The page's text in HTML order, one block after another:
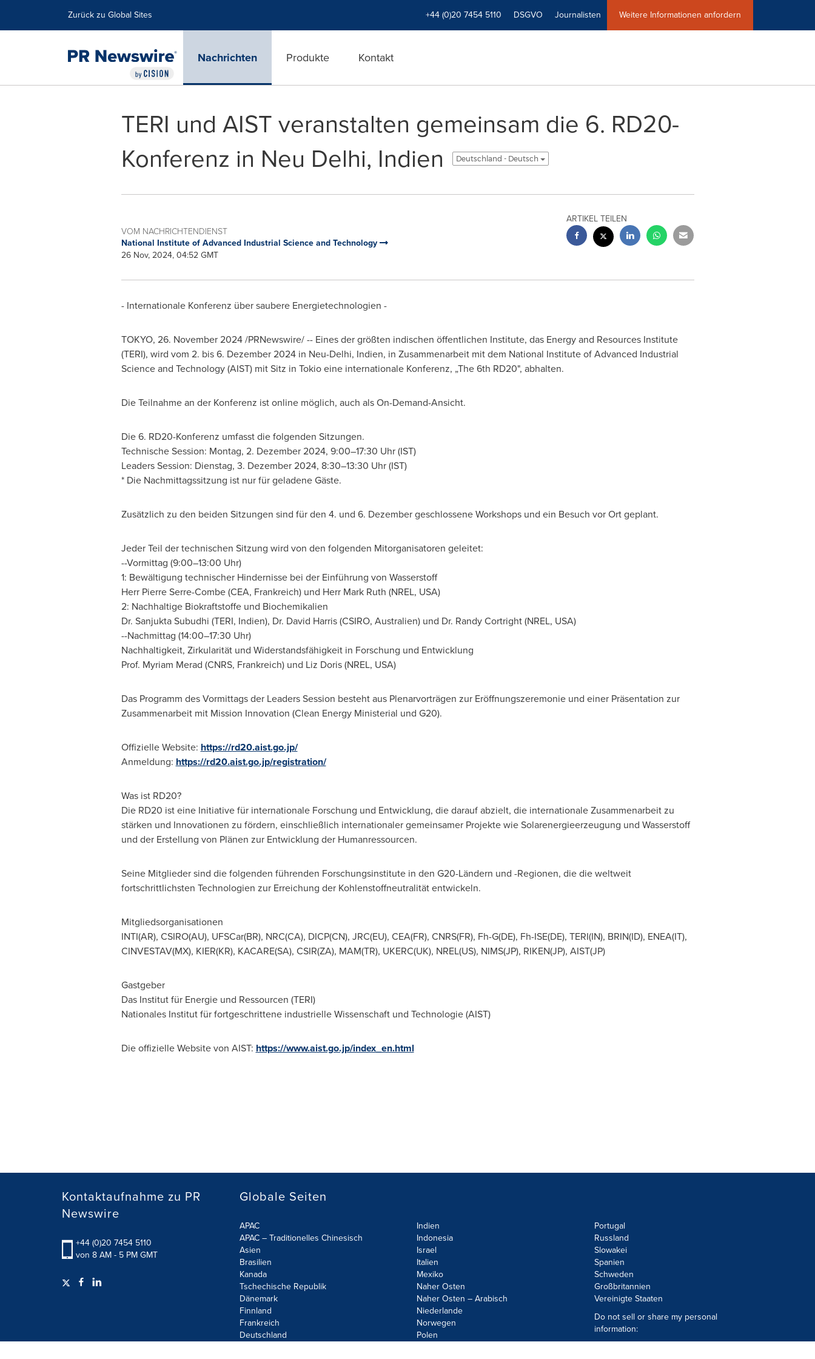
Zurück zu Global Sites +44 (0)20 7454 5110 DSGVO Journalisten Weitere Informationen anfordern
Nachrichten Produkte Kontakt
TERI und AIST veranstalten gemeinsam die 6. RD20-
Konferenz in Neu Delhi, Indien
Deutschland - Deutsch
VOM NACHRICHTENDIENST
National Institute of Advanced Industrial Science and Technology
26 Nov, 2024, 04:52 GMT
ARTIKEL TEILEN
- Internationale Konferenz über saubere Energietechnologien -
TOKYO, 26. November 2024/PRNewswire/ -- Eines dergrößten indischen öffentlichen Institute, das Energy and Resources Institute
(TERI), wird vom 2. bis 6. Dezember 2024 in Neu-Delhi, Indien, in Zusammenarbeit mit dem National Institute of Advanced Industrial
Science and Technology (AIST) mit Sitz in Tokioeine internationale Konferenz, „The 6th RD20", abhalten.
Die Teilnahme an der Konferenz ist online möglich, auch als On-Demand-Ansicht.
Die 6. RD20-Konferenz umfasst die folgenden Sitzungen.
Technische Session: Montag, 2. Dezember 2024, 9:00–17:30 Uhr (IST)
Leaders Session: Dienstag, 3. Dezember 2024, 8:30–13:30 Uhr (IST)
* Die Nachmittagssitzung ist nur für geladene Gäste.
Zusätzlich zu den beiden Sitzungen sind für den 4. und 6. Dezember geschlossene Workshops und ein Besuch vor Ort geplant.
Jeder Teil der technischen Sitzung wird von den folgenden Mitorganisatoren geleitet:
--Vormittag (9:00–13:00 Uhr)
1: Bewältigung technischer Hindernisse bei der Einführung von Wasserstoff
Herr Pierre Serre-Combe(CEA, Frankreich) und Herr Mark Ruth (NREL, USA)
2: Nachhaltige Biokraftstoffe und Biochemikalien
Dr. Sanjukta Subudhi (TERI, Indien), Dr. David Harris(CSIRO, Australien) und Dr. Randy Cortright(NREL, USA)
--Nachmittag (14:00–17:30 Uhr)
Nachhaltigkeit, Zirkularität und Widerstandsfähigkeit in Forschung und Entwicklung
Prof. Myriam Merad (CNRS, Frankreich) und Liz Doris(NREL, USA)
Das Programm des Vormittags der Leaders Session besteht aus Plenarvorträgen zur Eröffnungszeremonie und einer Präsentation zur
Zusammenarbeit mit Mission Innovation (Clean Energy Ministerial und G20).
Offizielle Website: https://rd20.aist.go.jp/
Anmeldung: https://rd20.aist.go.jp/registration/
Was ist RD20?
Die RD20 ist eine Initiative für internationale Forschung und Entwicklung, die darauf abzielt, die internationale Zusammenarbeit zu
stärken und Innovationen zu fördern, einschließlich internationaler gemeinsamer Projekte wie Solarenergieerzeugung und Wasserstoff
und der Erstellung von Plänen zur Entwicklung der Humanressourcen.
Seine Mitglieder sind die folgenden führenden Forschungsinstitute in den G20-Ländern und -Regionen, die die weltweit
fortschrittlichsten Technologien zur Erreichung der Kohlenstoffneutralität entwickeln.
Mitgliedsorganisationen
INTI(AR), CSIRO(AU), UFSCar(BR), NRC(CA), DICP(CN), JRC(EU), CEA(FR), CNRS(FR), Fh-G(DE), Fh-ISE(DE), TERI(IN), BRIN(ID), ENEA(IT),
CINVESTAV(MX), KIER(KR), KACARE(SA), CSIR(ZA), MAM(TR), UKERC(UK), NREL(US), NIMS(JP), RIKEN(JP), AIST(JP)
Gastgeber
Das Institut für Energie und Ressourcen (TERI)
Nationales Institut für fortgeschrittene industrielle Wissenschaft und Technologie (AIST)
Die offizielle Website von AIST: https://www.aist.go.jp/index_en.html
Kontaktaufnahme zu PR
Newswire
+44 (0)20 7454 5110
von 8 AM - 5 PM GMT
Globale Seiten
APAC
APAC – Traditionelles Chinesisch
Asien
Brasilien
Kanada
Tschechische Republik
Dänemark
Finnland
Frankreich
Deutschland
Indien
Indonesia
Israel
Italien
Mexiko
Naher Osten
Naher Osten – Arabisch
Niederlande
Norwegen
Polen
Portugal
Russland
Slowakei
Spanien
Schweden
Großbritannien
Vereinigte Staaten
Do not sell or share my personal
information: